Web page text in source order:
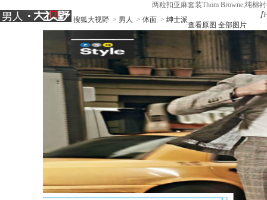
两粒扣亚麻套装Thom Browne;纯棉衬
搜狐大视野 > 男人 > 体面 > 绅士派
查看原图 全部图片